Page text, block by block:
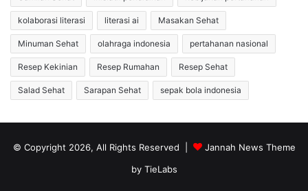
kolaborasi literasi literasi ai Masakan Sehat
Minuman Sehat olahraga indonesia pertahanan nasional
Resep Kekinian Resep Rumahan Resep Sehat
Salad Sehat Sarapan Sehat sepak bola indonesia
© Copyright 2026, All Rights Reserved |
Jannah News Theme
by TieLabs